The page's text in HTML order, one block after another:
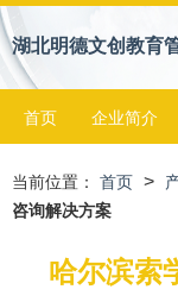
湖北明德文创教育
首页 企业简介
当前位置： 首页 >
咨询解决方案
哈尔滨索